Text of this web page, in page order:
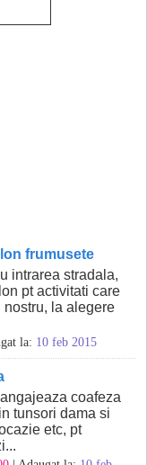
frumusete
intrarea stradala,
pt activitati care
la alegere
la: 10 feb 2015
coafeza
tunsori dama si
etc, pt